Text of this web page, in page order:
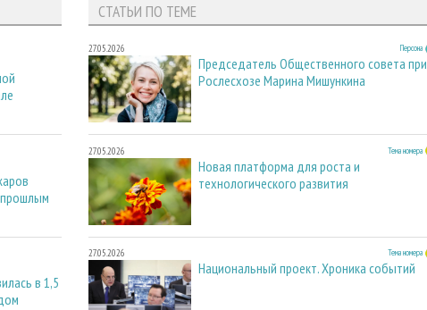
в 1,5
СТАТЬИ ПО ТЕМЕ
27.05.2026 Персона
Председатель Общественного совета при
Рослесхозе Марина Мишункина
27.05.2026 Тема номера
Новая платформа для роста и
технологического развития
27.05.2026 Тема номера
Национальный проект. Хроника событий